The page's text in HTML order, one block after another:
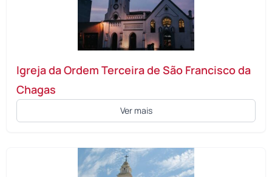
Igreja da Ordem Terceira de São Francisco da
Chagas
Ver mais